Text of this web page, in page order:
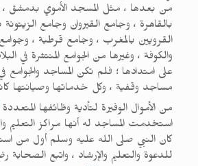
من بعدها ، مثل المسجد الأموي بدمشق ،
بالقاهرة ، وجامع القيروان وجامع
القرويين بالمغرب ، وجامع قرطبة ،
والكوفة ، وغيرها من الجوامع المنتشرة في
على امتدادها ؛ فلم تكن المساجد والجوامع في
مساجد وقفية ، وكل خدماتها وصيانتها
من الأموال الوفيرة لتأدية وظائفها المتعددة
استخدمت المساجد له أنها مراكز التعليم
كان النبي صلى الله عليه وسلم أول من
للدعوة والتعليم والإرشاد ، واتبع الصحابة